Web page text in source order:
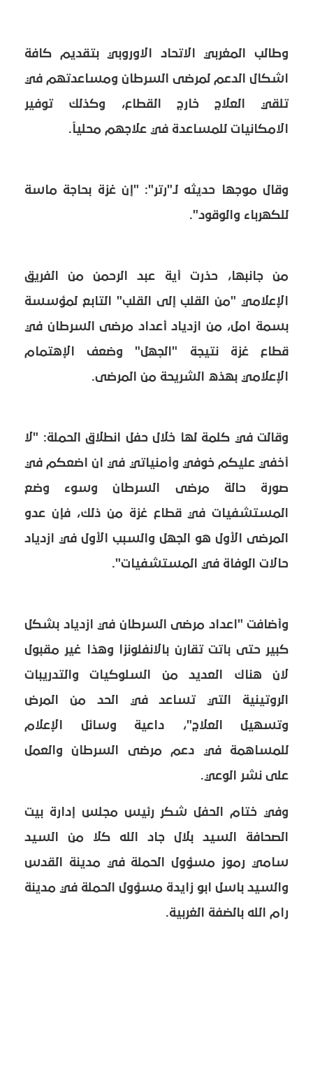
وطالب المغربي الاتحاد الاوروبي بتقديم كافة
اشكال الدعم لمرضى السرطان ومساعدتهم في
تلقي العلاج خارج القطاع، وكذلك توفير
الامكانيات للمساعدة في علاجهم محلياً.
وقال موجها حديثه لـ"رتر": "إن غزة بحاجة ماسة
للكهرباء والوقود".
من جانبها، حذرت أية عبد الرحمن من الفريق
الإعلامي "من القلب إلى القلب" التابع لمؤسسة
بسمة امل، من ازدياد أعداد مرضى السرطان في
قطاع غزة نتيجة "الجهل" وضعف الإهتمام
الإعلامي بهذه الشريحة من المرضى.
وقالت في كلمة لها خلال حفل انطلاق الحملة: "لا
أخفي عليكم خوفي وأمنياتي في ان اضعكم في
صورة حالة مرضى السرطان وسوء وضع
المستشفيات في قطاع غزة من ذلك، فإن عدو
المرضى الأول هو الجهل والسبب الأول في ازدياد
حالات الوفاة في المستشفيات".
وأضافت "اعداد مرضى السرطان في ازدياد بشكل
كبير حتى باتت تقارن بالانفلونزا وهذا غير مقبول
لان هناك العديد من السلوكيات والتدريبات
الروتينية التي تساعد في الحد من المرض
وتسهيل العلاج"، داعية وسائل الإعلام
للمساهمة في دعم مرضى السرطان والعمل
على نشر الوعي.
وفي ختام الحفل شكر رئيس مجلس إدارة بيت
الصحافة السيد بلال جاد الله كلا من السيد
سامي رموز مسؤول الحملة في مدينة القدس
والسيد باسل ابو زايدة مسؤول الحملة في مدينة
رام الله بالضفة الغربية.